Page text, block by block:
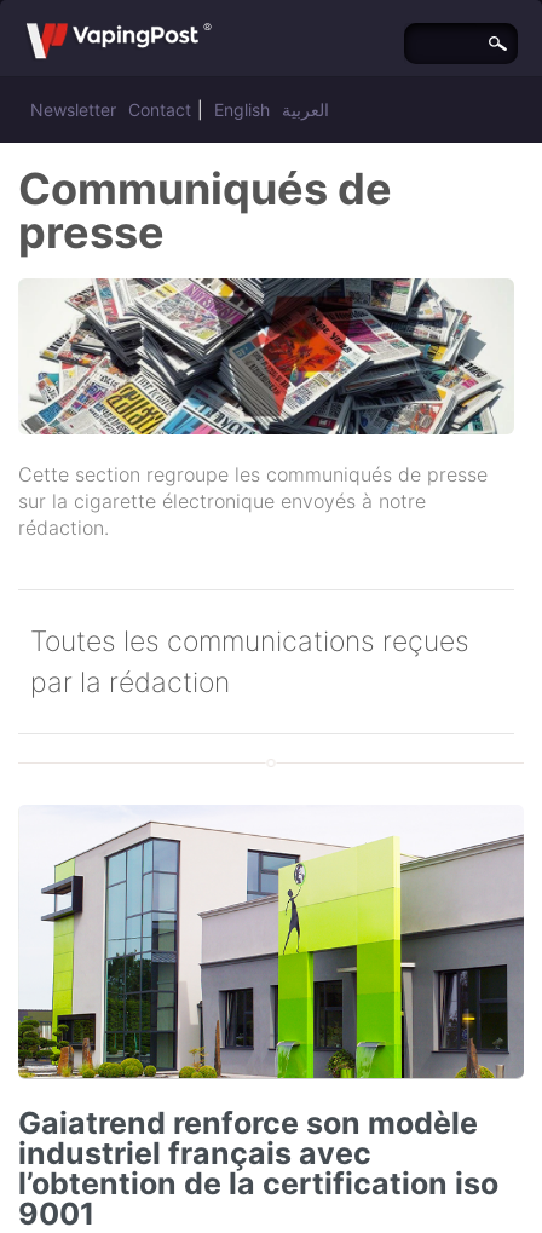
Newsletter Contact English العربية
Communiqués de
presse
Cette section regroupe les communiqués de presse
sur la cigarette électronique envoyés à notre
rédaction.
Toutes les communications reçues
par la rédaction
Gaiatrend renforce son modèle
industriel français avec
l’obtention de la certification iso
9001